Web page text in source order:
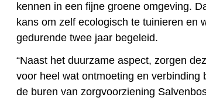
kennen in een fijne groene omgeving.
kans om zelf ecologisch te tuinieren en
gedurende twee jaar begeleid.
“Naast het duurzame aspect, zorgen
voor heel wat ontmoeting en verbinding
de buren van zorgvoorziening